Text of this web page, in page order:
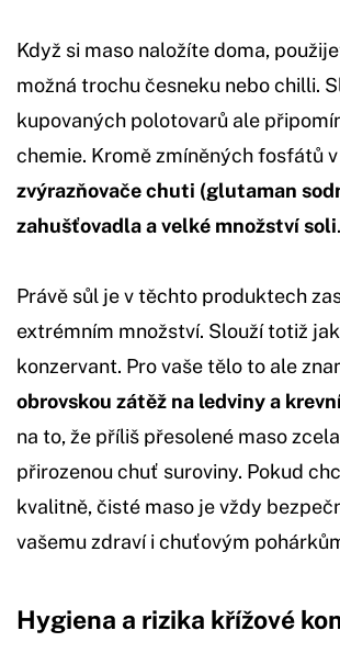
Když si maso naložíte doma,
možná trochu česneku nebo chilli.
kupovaných polotovarů ale
chemie. Kromě zmíněných fosfátů
zvýrazňovače chuti (glutaman
zahušťovadla a velké množství soli.
Právě sůl je v těchto produktech
extrémním množství. Slouží totiž
konzervant. Pro vaše tělo to ale
obrovskou zátěž na ledviny a
na to, že příliš přesolené maso
přirozenou chuť suroviny. Pokud
kvalitně, čisté maso je vždy
vašemu zdraví i chuťovým
Hygiena a rizika křížové